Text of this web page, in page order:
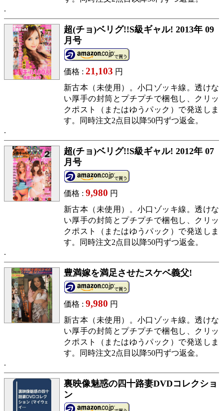
超(チョ)ベリグ!!S級ギャル! 2013年 09
月号
価格 : 21,103 円
新古本（未使用）。小口ゾッキ線。透けな
い厚手の封筒とプチプチで梱包し、クリッ
クポスト（またはゆうパック）で発送しま
す。同時注文2点目以降50円ずつ返金。
超(チョ)ベリグ!!S級ギャル! 2012年 07
月号
価格 : 9,980 円
新古本（未使用）。小口ゾッキ線。透けな
い厚手の封筒とプチプチで梱包し、クリッ
クポスト（またはゆうパック）で発送しま
す。同時注文2点目以降50円ずつ返金。
豊満嫁を満足させたスケベ義父!
価格 : 9,980 円
新古本（未使用）。小口ゾッキ線。透けな
い厚手の封筒とプチプチで梱包し、クリッ
クポスト（またはゆうパック）で発送しま
す。同時注文2点目以降50円ずつ返金。
裏映像魅惑の四十路妻DVDコレクショ
ン